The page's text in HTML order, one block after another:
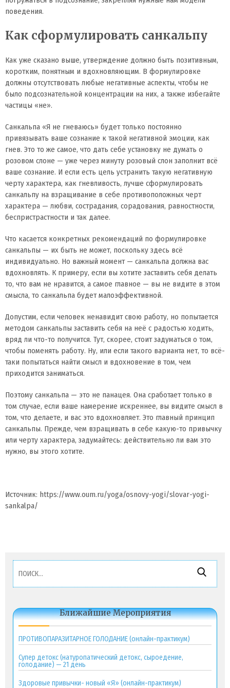
поведения.
Как сформулировать санкальпу
Как уже сказано выше, утверждение должно быть позитивным,
коротким, понятным и вдохновляющим. В формулировке
должны отсутствовать любые негативные аспекты, чтобы не
было подсознательной концентрации на них, а также избегайте
частицы «не».
Санкальпа «Я не гневаюсь» будет только постоянно
привязывать ваше сознание к такой негативной эмоции, как
гнев. Это то же самое, что дать себе установку не думать о
розовом слоне — уже через минуту розовый слон заполнит всё
ваше сознание. И если есть цель устранить такую негативную
черту характера, как гневливость, лучше сформулировать
санкальпу на взращивание в себе противоположных черт
характера — любви, сострадания, сорадования, равностности,
беспристрастности и так далее.
Что касается конкретных рекомендаций по формулировке
санкальпы — их быть не может, поскольку здесь всё
индивидуально. Но важный момент — санкальпа должна вас
вдохновлять. К примеру, если вы хотите заставить себя делать
то, что вам не нравится, а самое главное — вы не видите в этом
смысла, то санкальпа будет малоэффективной.
Допустим, если человек ненавидит свою работу, но попытается
методом санкальпы заставить себя на неё с радостью ходить,
вряд ли что-то получится. Тут, скорее, стоит задуматься о том,
чтобы поменять работу. Ну, или если такого варианта нет, то всё-
таки попытаться найти смысл и вдохновение в том, чем
приходится заниматься.
Поэтому санкальпа — это не панацея. Она сработает только в
том случае, если ваше намерение искреннее, вы видите смысл в
том, что делаете, и вас это вдохновляет. Это главный принцип
санкальпы. Прежде, чем взращивать в себе какую-то привычку
или черту характера, задумайтесь: действительно ли вам это
нужно, вы этого хотите.
Источник: https://www.oum.ru/yoga/osnovy-yogi/slovar-yogi-
sankalpa/
Найти:
Ближайшие Мероприятия
ПРОТИВОПАРАЗИТАРНОЕ ГОЛОДАНИЕ (онлайн-практикум)
Супер детокс (натуропатический детокс, сыроедение,
голодание) — 21 день
Здоровые привычки- новый «Я» (онлайн-практикум)